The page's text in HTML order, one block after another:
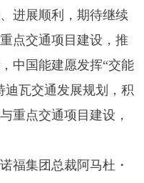
进展顺利，期待继续
点交通项目建设，推
中国能建愿发挥“交能
迪瓦交通发展规划，积
重点交通项目建设，
福集团总裁阿马杜・